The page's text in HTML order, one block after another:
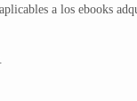
a los ebooks